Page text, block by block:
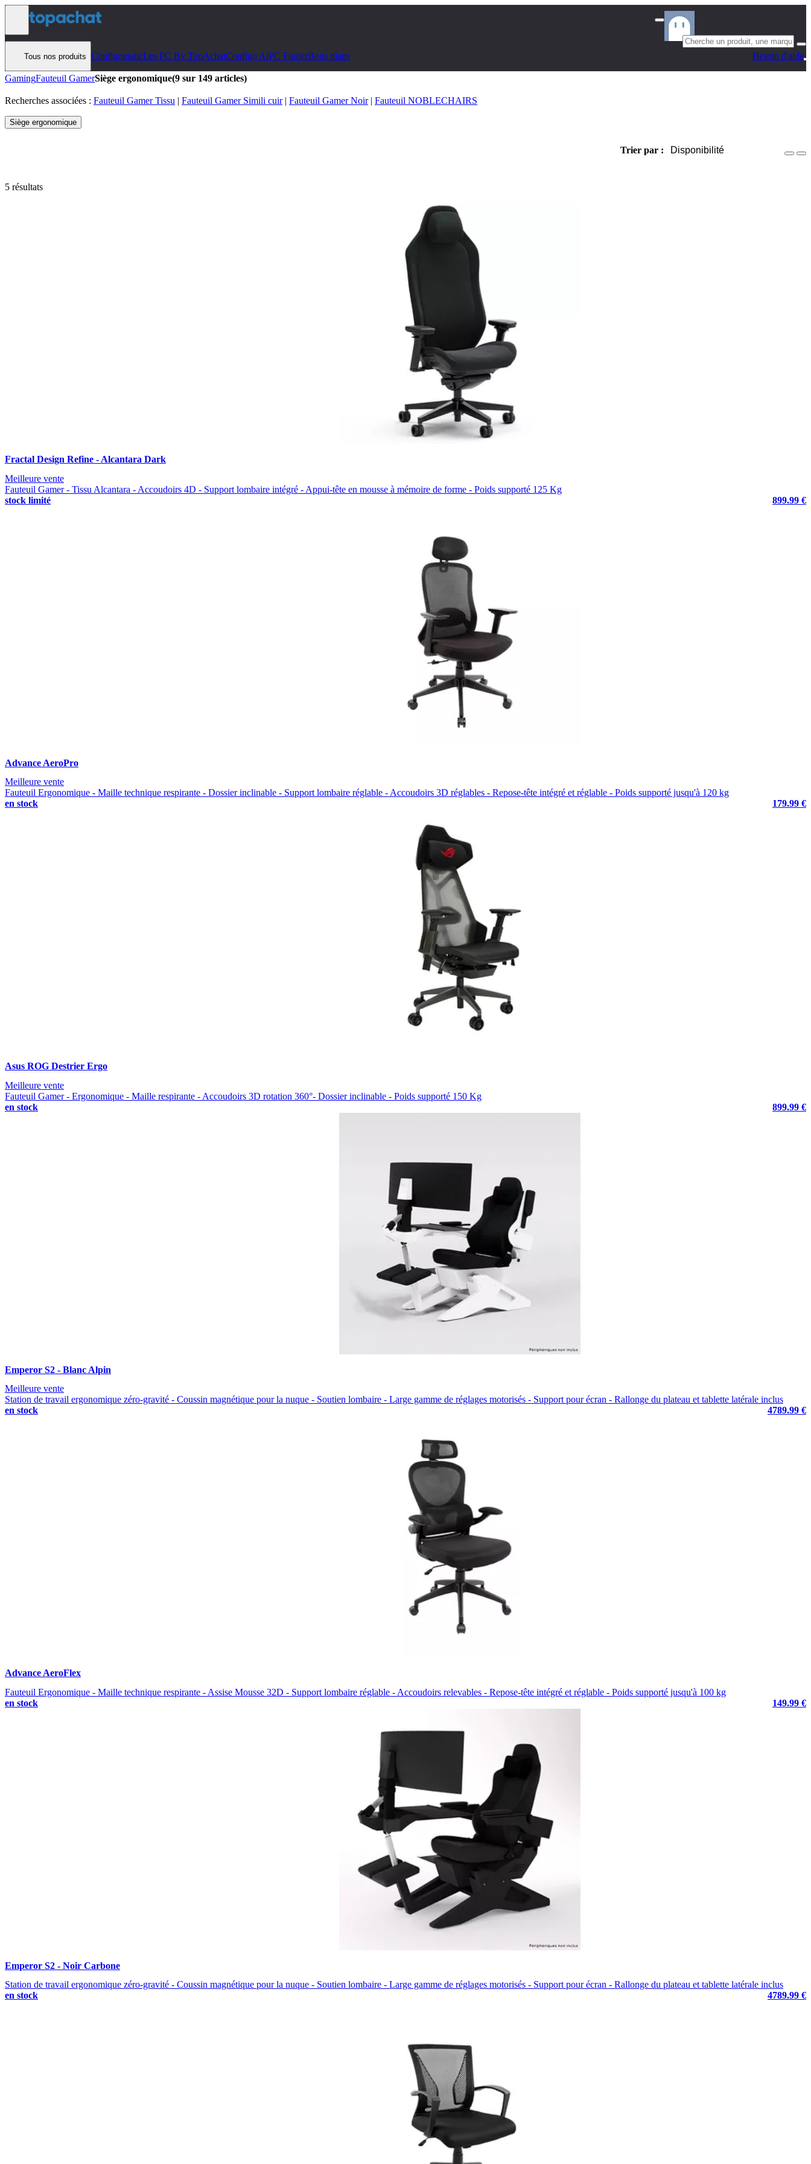
Aller au contenu
Tous nos produits ConfigomaticLes PC By TopAchatConfigo AiPC FinderBons plans Besoin d'aide
GamingFauteuil GamerSiège ergonomique(9 sur 149 articles)
Recherches associées : Fauteuil Gamer Tissu | Fauteuil Gamer Simili cuir| Fauteuil Gamer Noir| Fauteuil NOBLECHAIRS
Siège ergonomique
Trier par : Disponibilité
5 résultats
Fractal Design Refine - Alcantara Dark
Meilleure vente
Fauteuil Gamer - Tissu Alcantara - Accoudoirs 4D - Support lombaire intégré - Appui-tête en mousse à mémoire de forme - Poids supporté 125 Kg
stock limité
899.99 €
Advance AeroPro
Meilleure vente
Fauteuil Ergonomique - Maille technique respirante - Dossier inclinable - Support lombaire réglable - Accoudoirs 3D réglables - Repose-tête intégré et réglable - Poids supporté jusqu'à 120 kg
en stock
179.99 €
Asus ROG Destrier Ergo
Meilleure vente
Fauteuil Gamer - Ergonomique - Maille respirante - Accoudoirs 3D rotation 360°- Dossier inclinable - Poids supporté 150 Kg
en stock
899.99 €
Emperor S2 - Blanc Alpin
Meilleure vente
Station de travail ergonomique zéro-gravité - Coussin magnétique pour la nuque - Soutien lombaire - Large gamme de réglages motorisés - Support pour écran - Rallonge du plateau et tablette latérale inclus
en stock
4789.99 €
Advance AeroFlex
Fauteuil Ergonomique - Maille technique respirante - Assise Mousse 32D - Support lombaire réglable - Accoudoirs relevables - Repose-tête intégré et réglable - Poids supporté jusqu'à 100 kg
en stock
149.99 €
Emperor S2 - Noir Carbone
Station de travail ergonomique zéro-gravité - Coussin magnétique pour la nuque - Soutien lombaire - Large gamme de réglages motorisés - Support pour écran - Rallonge du plateau et tablette latérale inclus
en stock
4789.99 €